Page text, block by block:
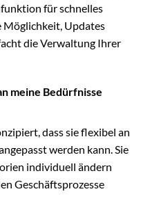
für schnelles
Updates
die Verwaltung Ihrer
meine Bedürfnisse
dass sie flexibel an
werden kann. Sie
individuell ändern
Geschäftsprozesse